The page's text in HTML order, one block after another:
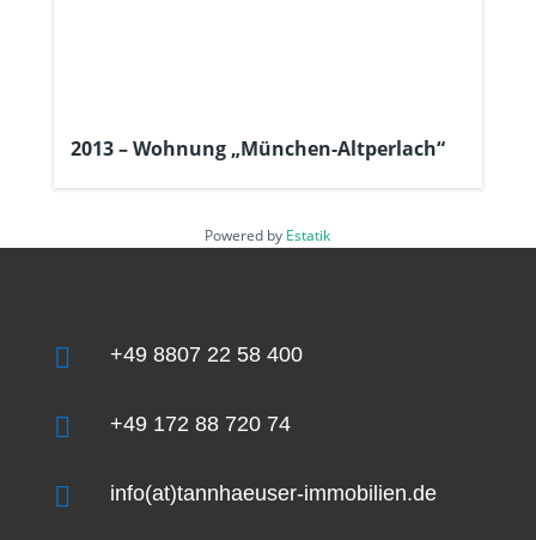
2013 – Wohnung „München-Altperlach“
Powered by Estatik
 +49 8807 22 58 400
 +49 172 88 720 74
 info(at)tannhaeuser-immobilien.de